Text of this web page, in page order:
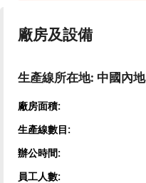
廠房及設備
生產線所在地: 中國內地
廠房面積:
生產線數目:
辦公時間:
員工人數: